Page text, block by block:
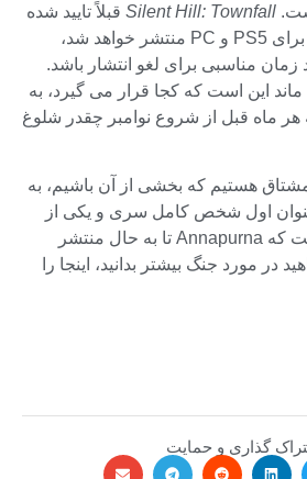
Silent Hill: Townfall قبلاً تایید شده
است که در سال 2026 برای PS5 و PC منتشر خواهد شد،
زمان مناسبی برای لغو انتشار باشد.
این است که کجا قرار می گیرد، به
هر ماه قبل از شروع نوامبر چقدر شلوغ
مشتاق هستیم که بخشی از آن باشیم، به
اول شخص کامل سری و یکی از
بزرگترین بازی هایی است که Annapurna تا به حال منتشر
مورد جنگ بیشتر بدانید، اینجا را
گذاری و حمایت